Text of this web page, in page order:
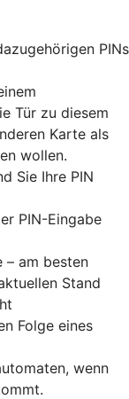
PINs
Tür zu diesem
Karte als
wollen.
Sie Ihre PIN
PIN-Eingabe
– am besten
Stand
Folge eines
wenn